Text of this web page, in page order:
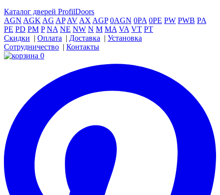
Каталог дверей ProfilDoors
AGN AGKAG APAVAXAGP 0AGN 0PA 0PE PW PWB PA
PE PD PM P NA NE NW N M MA VA VT PT
Скидки
Оплата Доставка
Установка
Сотрудничество
Контакты
0